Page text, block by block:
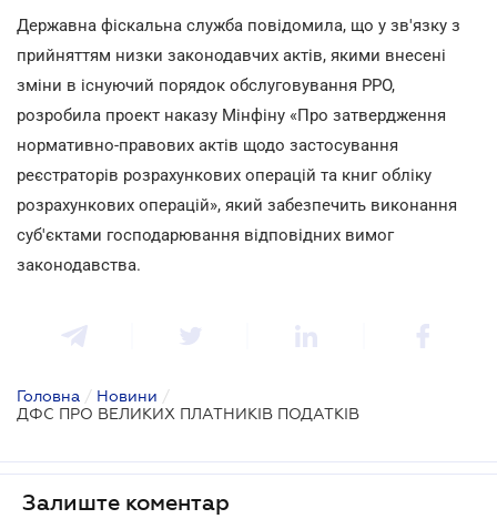
Державна фіскальна служба повідомила, що у зв'язку з
прийняттям низки законодавчих актів, якими внесені
зміни в існуючий порядок обслуговування РРО,
розробила проект наказу Мінфіну «Про затвердження
нормативно-правових актів щодо застосування
реєстраторів розрахункових операцій та книг обліку
розрахункових операцій», який забезпечить виконання
суб'єктами господарювання відповідних вимог
законодавства.
Головна / Новини /
ДФС ПРО ВЕЛИКИХ ПЛАТНИКІВ ПОДАТКІВ
Залиште коментар